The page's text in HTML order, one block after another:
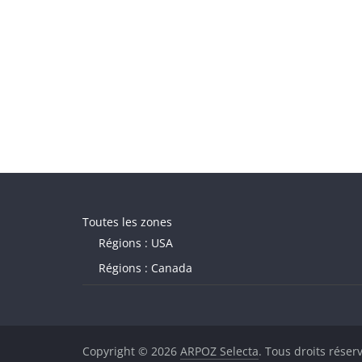
Toutes les zones
Régions : USA
Régions : Canada
Copyright © 2026 ARPOZ Selecta. Tous droits